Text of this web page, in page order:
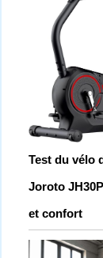
Test du vélo
Joroto
et confort